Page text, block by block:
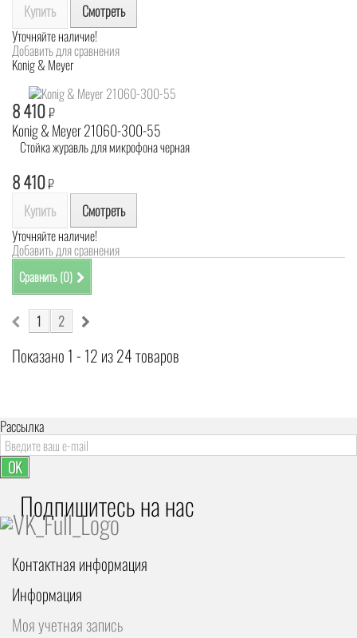
Купить Смотреть
Уточняйте наличие!
Добавить для сравнения
Konig & Meyer
8 410₽
Konig & Meyer 21060-300-55
Стойка журавль для микрофона черная
8 410₽
Купить Смотреть
Уточняйте наличие!
Добавить для сравнения
Сравнить (0)
1 2
Показано 1 - 12 из 24 товаров
Рассылка
OK
Подпишитесь на наc
Контактная информация
Информация
Моя учетная запись